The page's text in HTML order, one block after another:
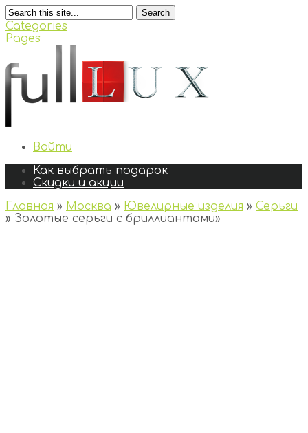
Search
Categories
Pages
Войти
Как выбрать подарок
Скидки и акции
Главная » Москва » Ювелирные изделия » Серьги
» Золотые серьги с бриллиантами»